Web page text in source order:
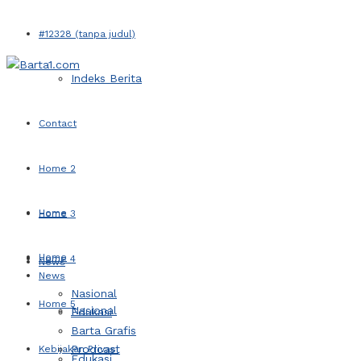
#12328 (tanpa judul)
Indeks Berita
Contact
Home 2
Home 3
Home 4
Home 5
Kebijakan Privasi
Home
News
Nasional
Home
News
Nasional
Edukasi
Barta Grafis
Prodcast